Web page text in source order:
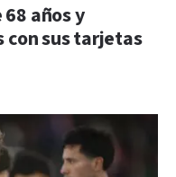
años y
sus tarjetas